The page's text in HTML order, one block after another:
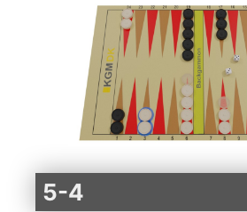
5-4